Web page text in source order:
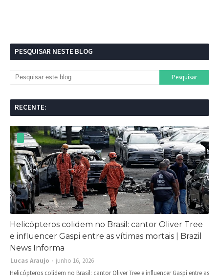
PESQUISAR NESTE BLOG
RECENTE:
Helicópteros colidem no Brasil: cantor Oliver Tree
e influencer Gaspi entre as vítimas mortais | Brazil
News Informa
Lucas Araujo
junho 16, 2026
Helicópteros colidem no Brasil: cantor Oliver Tree e influencer Gaspi entre as